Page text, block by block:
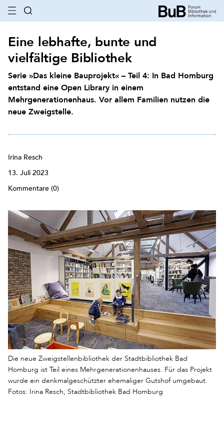
Eine lebhafte, bunte und
vielfältige Bibliothek
Serie »Das kleine Bauprojekt« – Teil 4: In Bad Homburg
entstand eine Open Library in einem
Mehrgenerationenhaus. Vor allem Familien nutzen die
neue Zweigstelle.
Irina Resch
13. Juli 2023
Kommentare (0)
Die neue Zweigstellenbibliothek der Stadtbibliothek Bad
Homburg ist Teil eines Mehrgenerationenhauses. Für das Projekt
wurde ein denkmalgeschützter ehemaliger Gutshof umgebaut.
Fotos: Irina Resch, Stadtbibliothek Bad Homburg